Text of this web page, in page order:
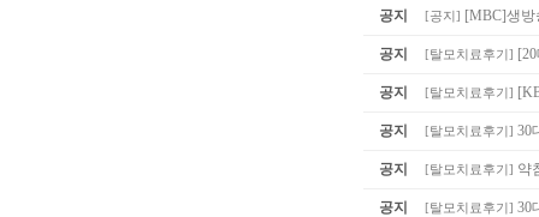
공지 [공지 ] [MBC]생방
공지 [탈모치료후기 ]
공지 [탈모치료후기 ]
공지 [탈모치료후기 ] 30
공지 [탈모치료후기 ] 약
공지 [탈모치료후기 ] 30